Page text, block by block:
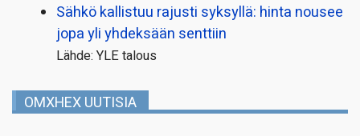
Sähkö kallistuu rajusti syksyllä: hinta nousee
jopa yli yhdeksään senttiin
Lähde: YLE talous
OMXHEX UUTISIA